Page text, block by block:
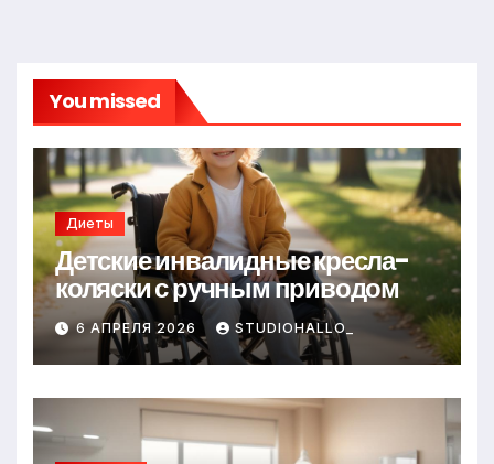
You missed
Диеты
Детские инвалидные кресла-
коляски с ручным приводом
6 АПРЕЛЯ 2026 STUDIOHALLO_